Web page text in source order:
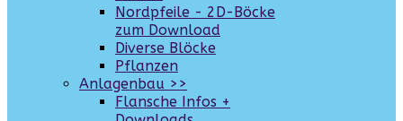
Nordpfeile - 2D-Böcke
zum Download
Diverse Blöcke
Pflanzen
Anlagenbau >>
Flansche Infos +